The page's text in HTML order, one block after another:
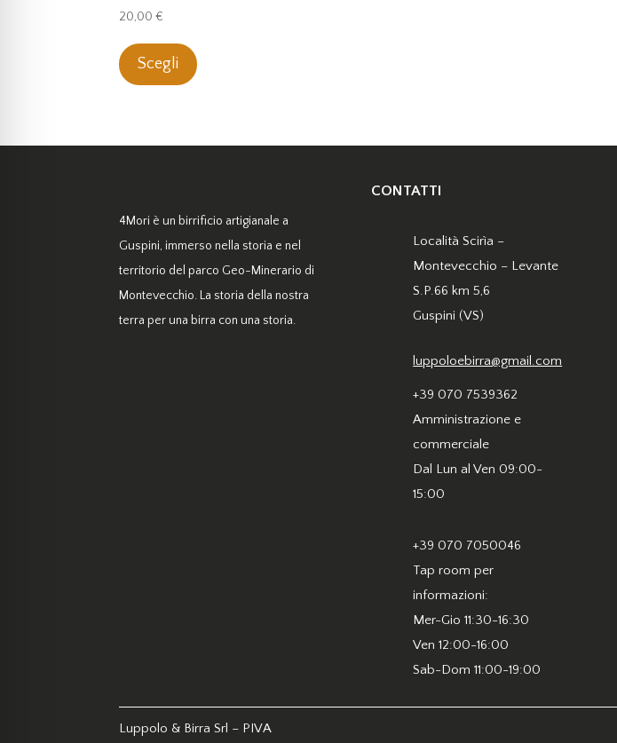
20,00€
Scegli
prodotto
possono
essere
scelte
nella
pagina
4Mori è un birrificio artigianale a
Guspini, immerso nella storia e nel
territorio del parco Geo-Minerario di
Montevecchio. La storia della nostra
terra per una birra con una storia.
CONTATTI
Località Scirìa –
Montevecchio – Levante
S.P.66 km 5,6
Guspini (VS)
luppoloebirra@gmail.com
+39 070 7539362
Amministrazione e
commerciale
Dal Lun al Ven 09:00-
15:00
+39 070 7050046
Tap room per
informazioni:
Mer-Gio 11:30-16:30
Ven 12:00-16:00
Sab-Dom 11:00-19:00
Luppolo & Birra Srl – PIVA